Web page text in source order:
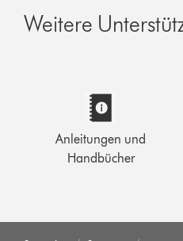
Weitere
Anleitungen und
Handbücher